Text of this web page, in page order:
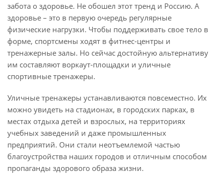
забота о здоровье. Не обошел этот тренд и Россию. А
здоровье – это в первую очередь регулярные
физические нагрузки. Чтобы поддерживать свое тело в
форме, спортсмены ходят в фитнес-центры и
тренажерные залы. Но сейчас достойную альтернативу
им составляют воркаут-площадки и уличные
спортивные тренажеры.
Уличные тренажеры устанавливаются повсеместно. Их
можно увидеть на стадионах, в городских парках, в
местах отдыха детей и взрослых, на территориях
учебных заведений и даже промышленных
предприятий. Они стали неотъемлемой частью
благоустройства наших городов и отличным способом
пропаганды здорового образа жизни.